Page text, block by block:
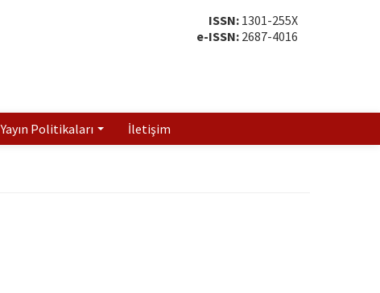
ISSN:1301-255X
e-ISSN:2687-4016
Yayın Politikaları İletişim